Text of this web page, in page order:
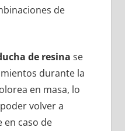
de
de resina se
durante la
en masa, lo
volver a
caso de